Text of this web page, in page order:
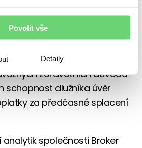
Detaily
Povolit vše
s mimořádnou splátkou
zdravotních důvodů
schopnost dlužníka úvěr
za předčasné splacení
analytik společnosti Broker